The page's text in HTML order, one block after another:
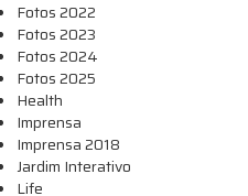
Fotos 2022
Fotos 2023
Fotos 2024
Fotos 2025
Health
Imprensa
Imprensa 2018
Jardim Interativo
Life